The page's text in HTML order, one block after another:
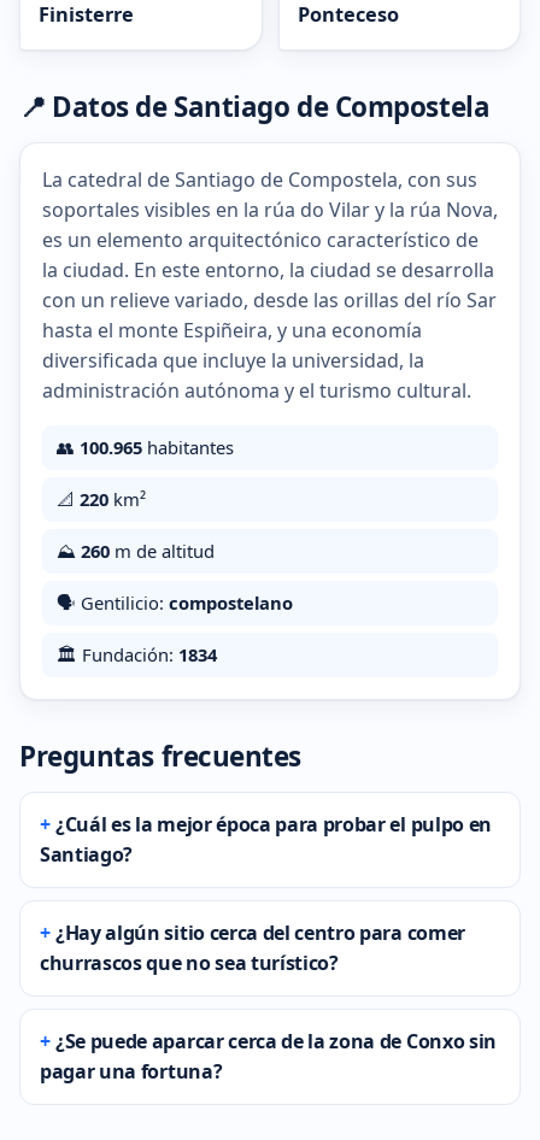
Finisterre Ponteceso
📍 Datos de Santiago de Compostela
La catedral de Santiago de Compostela, con sus
soportales visibles en la rúa do Vilar y la rúa Nova,
es un elemento arquitectónico característico de
la ciudad. En este entorno, la ciudad se desarrolla
con un relieve variado, desde las orillas del río Sar
hasta el monte Espiñeira, y una economía
diversificada que incluye la universidad, la
administración autónoma y el turismo cultural.
👥 100.965 habitantes
📐 220 km²
⛰️ 260 m de altitud
🗣️ Gentilicio: compostelano
🏛️ Fundación: 1834
Preguntas frecuentes
¿Cuál es la mejor época para probar el pulpo en
Santiago?
¿Hay algún sitio cerca del centro para comer
churrascos que no sea turístico?
¿Se puede aparcar cerca de la zona de Conxo sin
pagar una fortuna?